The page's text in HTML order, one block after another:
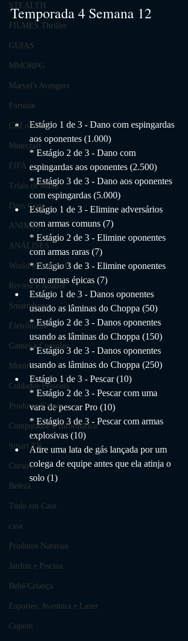
STEALTH
FILMES Thriller
GUIAS
MMORPG
Marvel's Avengers
Fortnite
Call of Duty
Minecraft
FIFA
Trials of Mana
Days Gone
ANIMES
ANÁLISES
World of Warcraft
Review e Análise
Smartphone
Eletrônicos
Games e Consoles
Monitor
Cuidados Pessoais
Produtos Gamer
Computador e Informática
Smart TV
Cursos
Beleza
Tudo em Casa
casa
Produtos Naturais
Jardim e Piscina
Bebê/Criança
Esportes, Aventura e Lazer
Cupom
Temporada 4 Semana 12
Estágio 1 de 3 - Dano com espingardas
aos oponentes (1.000)
* Estágio 2 de 3 - Dano com
espingardas aos oponentes (2.500)
* Estágio 3 de 3 - Dano aos oponentes
com espingardas (5.000)
Estágio 1 de 3 - Elimine adversários
com armas comuns (7)
* Estágio 2 de 3 - Elimine oponentes
com armas raras (7)
* Estágio 3 de 3 - Elimine oponentes
com armas épicas (7)
Estágio 1 de 3 - Danos oponentes
usando as lâminas do Choppa (50)
* Estágio 2 de 3 - Danos oponentes
usando as lâminas do Choppa (150)
* Estágio 3 de 3 - Danos oponentes
usando as lâminas do Choppa (250)
Estágio 1 de 3 - Pescar (10)
* Estágio 2 de 3 - Pescar com uma
vara de pescar Pro (10)
* Estágio 3 de 3 - Pescar com armas
explosivas (10)
Atire uma lata de gás lançada por um
colega de equipe antes que ela atinja o
solo (1)